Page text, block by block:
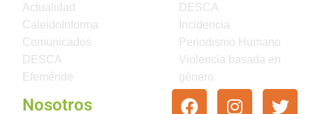
Actualidad
CaleidoInforma
Comunicados
DESCA
Efeméride
DESCA
Incidencia
Periodismo Humano
Violencia basada en
género
Nosotros